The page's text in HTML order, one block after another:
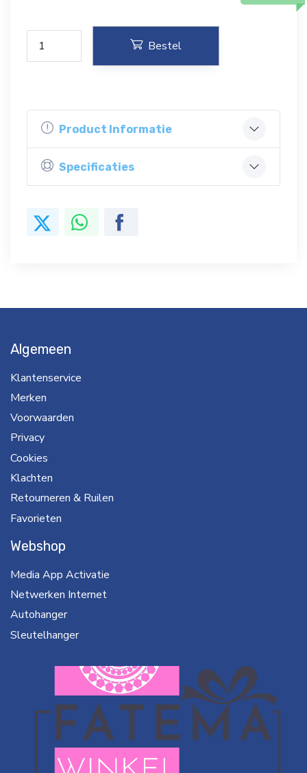
Bestel
Product Informatie
Specificaties
Algemeen
Klantenservice
Merken
Voorwaarden
Privacy
Cookies
Klachten
Retourneren & Ruilen
Favorieten
Webshop
Media App Activatie
Netwerken Internet
Autohanger
Sleutelhanger